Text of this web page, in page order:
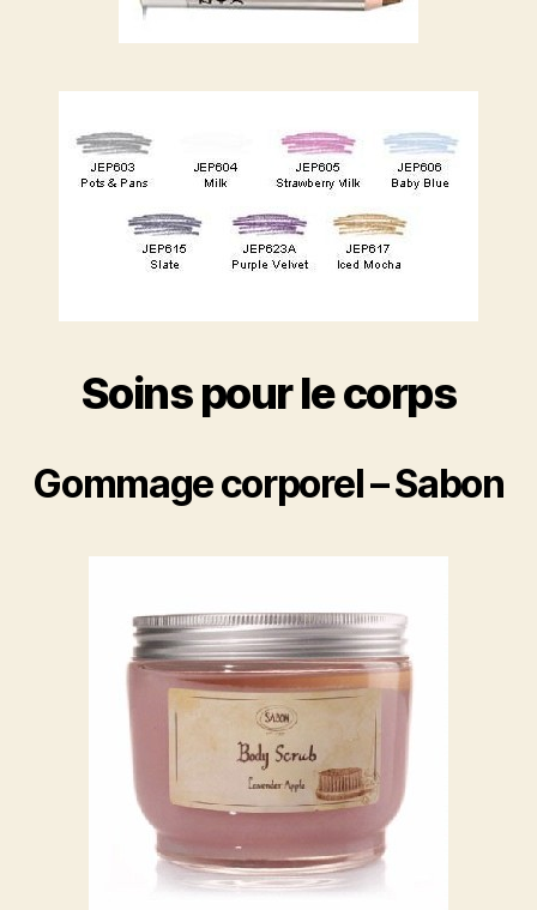
Soins pour le corps
Gommage corporel – Sabon